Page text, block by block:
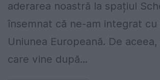
aderarea noastră la spațiul
însemnat că ne-am integrat cu
Uniunea Europeană. De
care vine după...